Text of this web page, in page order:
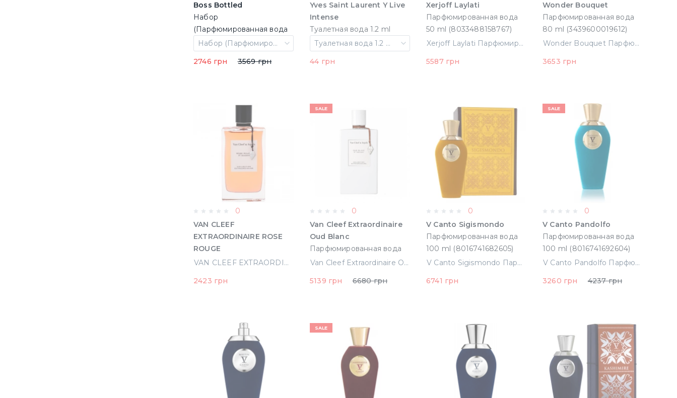
Boss Bottled
Набор
(Парфюмированная вода
100 ml + 100 Гель для
душа +Парфюмированная
вода 10 ml)
Набор (Парфюмированная вода 100 ml + 100 Гель для душа +Парфюмированная вода 10 ml)
2746 грн
3569 грн
Yves Saint Laurent Y Live
Intense
Туалетная вода 1.2 ml
Пробник (3614272548008)
Туалетная вода 1.2 ml Пробник
44 грн
Xerjoff Laylati
Парфюмированная вода
50 ml (8033488158767)
Xerjoff Laylati Парфюмированная вода 50 ml (8033488158767)
5587 грн
Wonder Bouquet
Парфюмированная вода
80 ml (3439600019612)
Wonder Bouquet Парфюмированная вода 80 ml (3439600019612)
3653 грн
0
VAN CLEEF
EXTRAORDINAIRE ROSE
ROUGE
парфюмированная вода
(3386460102285)
VAN CLEEF EXTRAORDINAIRE ROSE ROUGE парфюмированная вода 75 ml тестер (3386460102285)
2423 грн
SALE
0
Van Cleef Extraordinaire
Oud Blanc
Парфюмированная вода
75 ml (3386460108652)
Van Cleef Extraordinaire Oud Blanc Парфюмированная вода 75 ml (3386460108652)
5139 грн
6680 грн
0
V Canto Sigismondo
Парфюмированная вода
100 ml (8016741682605)
V Canto Sigismondo Парфюмированная вода 100 ml (8016741682605)
6741 грн
SALE
0
V Canto Pandolfo
Парфюмированная вода
100 ml (8016741692604)
V Canto Pandolfo Парфюмированная вода 100 ml (8016741692604)
3260 грн
4237 грн
SALE